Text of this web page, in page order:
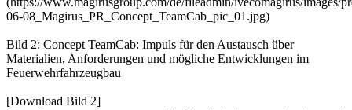
06-08_Magirus_PR_Concept_TeamCab_pic_01.jpg)
Bild 2: Concept TeamCab: Impuls für den Austausch über
Materialien, Anforderungen und mögliche Entwicklungen im
Feuerwehrfahrzeugbau
[Download Bild 2]